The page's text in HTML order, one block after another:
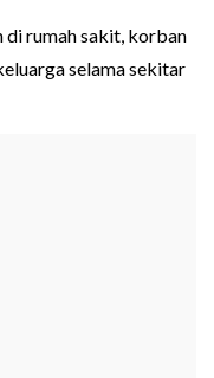
rumah sakit, korban
selama sekitar